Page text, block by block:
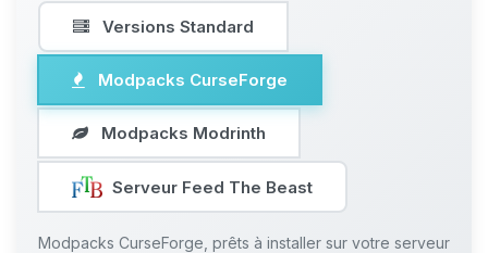
Versions Standard
Modpacks CurseForge
Modpacks Modrinth
Serveur Feed The Beast
Modpacks CurseForge, prêts à installer sur votre serveur